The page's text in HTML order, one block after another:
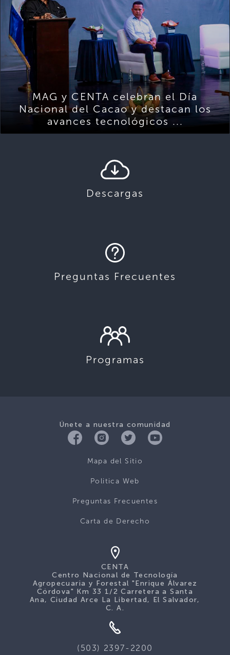
MAG y CENTA celebran el Día
Nacional del Cacao y destacan los
avances tecnológicos ...
Descargas
Preguntas Frecuentes
Programas
Únete a nuestra comunidad
Mapa del Sitio
Politica Web
Preguntas Frecuentes
Carta de Derecho
CENTA
Centro Nacional de Tecnología
Agropecuaria y Forestal "Enrique Álvarez
Córdova" Km 33 1/2 Carretera a Santa
Ana, Ciudad Arce La Libertad, El Salvador,
C. A.
(503) 2397-2200